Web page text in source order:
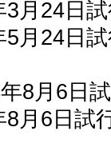
月24日
月24日
8月6日
月6日試